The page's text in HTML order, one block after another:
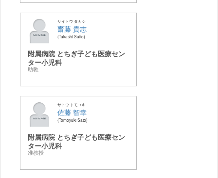
サイトウ タカシ
齋藤 貴志
Takashi Saito
附属病院 とちぎ子ども医療セン
ター小児科
助教
サトウ トモユキ
佐藤 智幸
Tomoyuki Sato
附属病院 とちぎ子ども医療セン
ター小児科
准教授